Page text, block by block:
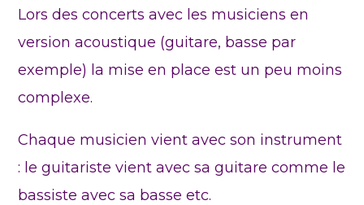
Lors des concerts avec les musiciens en
version acoustique (guitare, basse par
exemple) la mise en place est un peu moins
complexe.
Chaque musicien vient avec son instrument
: le guitariste vient avec sa guitare comme le
bassiste avec sa basse etc.